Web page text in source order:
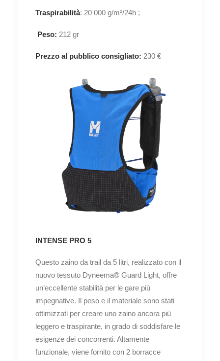
Traspirabilità: 20 000 g/m²/24h ;
Peso: 212 gr
Prezzo al pubblico consigliato: 230 €
INTENSE PRO 5
Questo zaino da trail da 5 litri, realizzato con il
nuovo tessuto Dyneema® Guard Light, offre
un’eccellente stabilità per le gare più
impegnative. Il peso e il materiale sono stati
ottimizzati per creare uno zaino ancora più
leggero e traspirante, in grado di soddisfare le
esigenze dei concorrenti. Altamente
funzionale, viene fornito con 2 borracce